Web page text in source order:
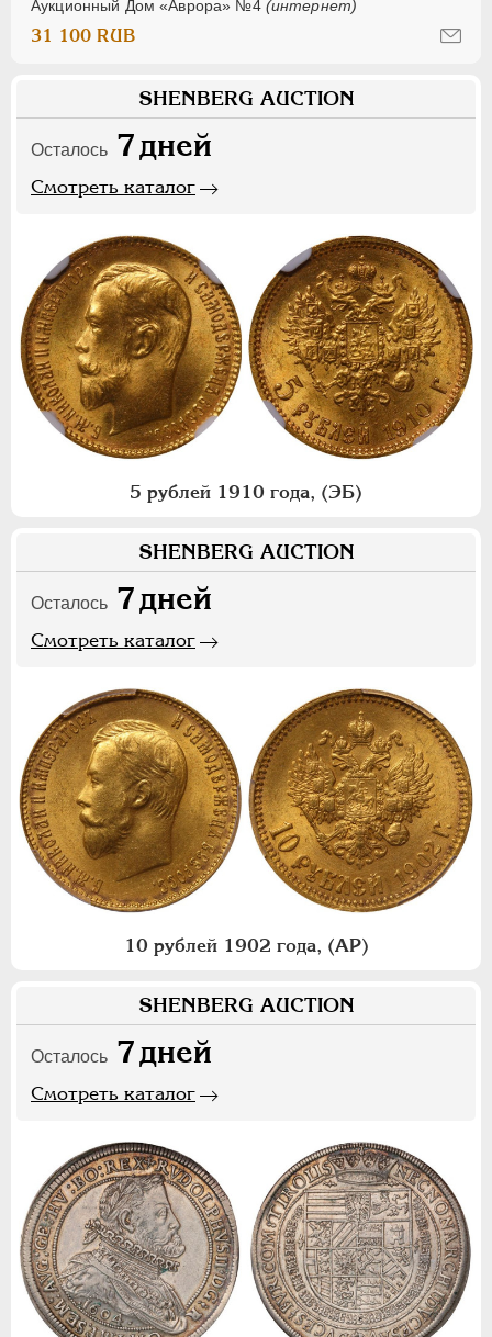
Аукционный Дом «Аврора» №4 (интернет)
31 100 RUB
SHENBERG AUCTION
Осталось 7дней
Смотреть каталог
5 рублей 1910 года, (ЭБ)
SHENBERG AUCTION
Осталось 7дней
Смотреть каталог
10 рублей 1902 года, (АР)
SHENBERG AUCTION
Осталось 7дней
Смотреть каталог